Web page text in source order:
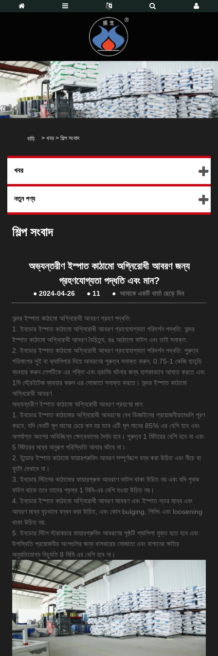
বাড়ি > খবর > শিল্প সংবাদ
খবর
নতুন পণ্য
শিল্প সংবাদ
অভ্যন্তরীণ ইস্পাত কাঠামো অগ্নিরোধী আবরণ জন্য
গ্রহণযোগ্যতা পদ্ধতি এবং মান?
●2024-04-26 ● 11 ● আমাকে একটি বার্তা ছেড়ে দিন
অন্দর ইস্পাত কাঠামো অগ্নিরোধী আবরণ গ্রহণ পদ্ধতি:
1. ইনডোর ইস্পাত কাঠামো অগ্নিরোধী আবরণ গ্রহণযোগ্যতা পরিদর্শন পদ্ধতি: অন্দর
ইস্পাত কাঠামো অগ্নিরোধী আবরণ বৈচিত্র্য, রঙ আঠালো ফাটল এবং তাই সনাক্ত.
2. ইনডোর ইস্পাত কাঠামো অগ্নিরোধী আবরণ গ্রহণযোগ্যতা পরিদর্শন পদ্ধতি: পুরুত্ব
পরিমাপের সুই বা ক্যালিপার দিয়ে আবরণের পুরুত্ব সনাক্ত করুন, 0.75-1 কেজি হাতুড়ি
ব্যবহার করুন লেপটিকে এর শক্তি এবং ড্রামিং ঘটনার জন্য হালকাভাবে আঘাত করতে এবং
1মি স্ট্রেইটেজ ব্যবহার করুন এর সোজাতা সনাক্ত করতে। অন্দর ইস্পাত কাঠামো
অগ্নিরোধী আবরণ.
অভ্যন্তরীণ ইস্পাত কাঠামো অগ্নিরোধী আবরণ গ্রহণের মান:
1. ইনডোর ইস্পাত কাঠামোর অগ্নিরোধী আবরণের বেধ ডিজাইনের প্রয়োজনীয়তাগুলি পূরণ
করবে, যদি বেধটি মূল মানের চেয়ে কম হয় তবে এটি মূল মানের 85% এর বেশি হবে এবং
অপর্যাপ্ত অংশের অবিচ্ছিন্ন ক্ষেত্রফলের দৈর্ঘ্য হবে। পুরুত্ব 1 মিটারের বেশি হবে না এবং
5 মিটারের মধ্যে অনুরূপ পরিস্থিতি আবার ঘটবে না।
2. ইন্ডোর ইস্পাত কাঠামো ফায়ারপ্রুফিং আবরণ সম্পূর্ণরূপে বন্ধ করা উচিত এবং নীচে বা
ফুটো দেখাবে না।
3. ইনডোর স্টিলের কাঠামোর ফায়ারপ্রুফ আবরণে ফাটল থাকা উচিত নয় এবং যদি পৃথক
ফাটল থাকে তবে তাদের প্রস্থ 1 মিমি-এর বেশি হওয়া উচিত নয়।
4. ইনডোর ইস্পাত কাঠামো অগ্নিরোধী আবরণ আবরণ এবং ইস্পাত স্তর মধ্যে এবং
আবরণ মধ্যে দৃঢ়ভাবে বন্ধন করা উচিত, এবং কোন bulging, পিলিং এবং loosening
থাকা উচিত নয়.
5. ইনডোর স্টিল স্ট্রাকচার ফায়ারপ্রুফিং আবরণের পৃষ্ঠটি প্যাপিলা মুক্ত হতে হবে এবং
উপস্থিতি প্রয়োজনীয় অংশগুলির জন্য বাসবারের সোজাতা এবং বাগানের ক্ষতির
অনুমতিযোগ্য বিচ্যুতি 8 মিমি এর বেশি হবে না।